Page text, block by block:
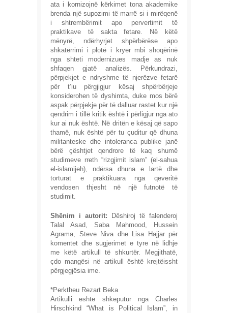
ata i kornizojnë kërkimet tona akademike
brenda një supozimi të marrë si i mirëqenë
i shtrembërimit apo pervertimit të
praktikave të sakta fetare. Në këtë
mënyrë, ndërhyrjet shpërbërëse apo
shkatërrimi i plotë i kryer mbi shoqërinë
nga shteti modernizues madje as nuk
shfaqen gjatë analizës. Përkundrazi,
përpjekjet e ndryshme të njerëzve fetarë
për t’iu përgjigjur kësaj shpërbërjeje
konsiderohen të dyshimta, duke mos bërë
aspak përpjekje për të dalluar rastet kur një
qendrim i tillë kritik është i përligjur nga ato
kur ai nuk është. Në dritën e kësaj që sapo
thamë, nuk është për tu çuditur që dhuna
militanteske dhe intoleranca publike janë
bërë çështjet qendrore të kaq shumë
studimeve rreth “rizgjimit islam” (el-sahua
el-islamijeh), ndërsa dhuna e lartë dhe
torturat e praktikuara nga qeveritë
vendosen thjesht në një futnotë të
studimit.
Shënim i autorit: Dëshiroj të falenderoj
Talal Asad, Saba Mahmood, Hussein
Agrama, Steve Niva dhe Lisa Hajjar për
komentet dhe sugjerimet e tyre në lidhje
me këtë artikull të shkurtër. Megjithatë,
çdo mangësi në artikull është krejtëissht
përgjegjësia ime.
*Perktheu Rezart Beka
Artikulli eshte shkeputur nga Charles
Hirschkind “What is Political Islam”, in